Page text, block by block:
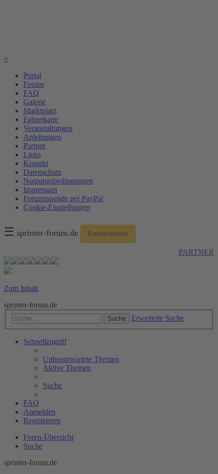
×
Portal
Forum
FAQ
Galerie
Marktplatz
Fahrerkarte
Veranstaltungen
Anleitungen
Partner
Links
Kontakt
Datenschutz
Nutzungsbedingungen
Impressum
Forumsspende per PayPal
Cookie-Einstellungen
☰ sprinter-forum.de Forumsspende
PARTNER
Zum Inhalt
sprinter-forum.de
Suche Erweiterte Suche
Schnellzugriff
Unbeantwortete Themen
Aktive Themen
Suche
FAQ
Anmelden
Registrieren
Foren-Übersicht
Suche
sprinter-forum.de